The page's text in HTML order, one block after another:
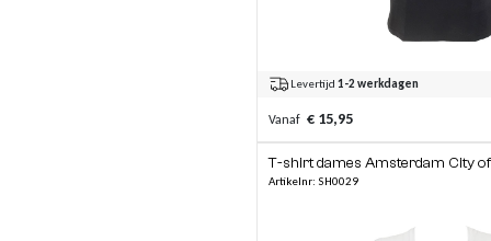
Levertijd 1-2 werkdagen
Vanaf € 15,95
T-shirt dames Amsterdam City
Artikelnr: SH0029